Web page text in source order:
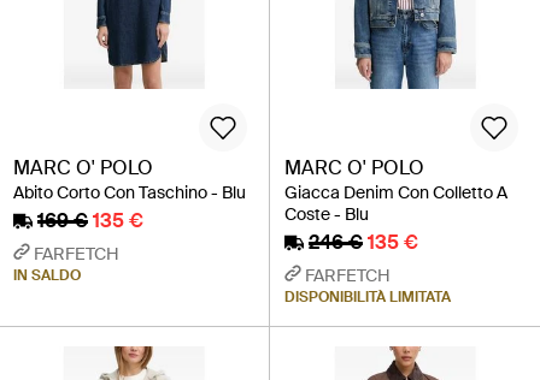
MARC O' POLO
Abito Corto Con Taschino - Blu
169 €135 €
FARFETCH
IN SALDO
MARC O' POLO
Giacca Denim Con Colletto A
Coste - Blu
246 €135 €
FARFETCH
DISPONIBILITÀ LIMITATA